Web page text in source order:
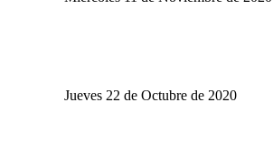
Jueves 22 de Octubre de 2020